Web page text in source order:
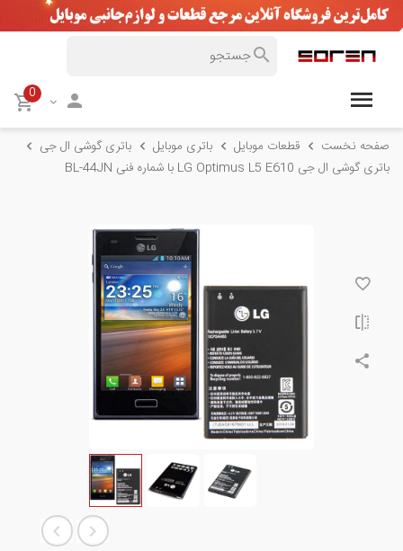
0
صفحه نخست قطعات موبایل باتری موبایل
باتری گوشی ال جی
باتری گوشی ال جی LG Optimus L5 E610 با شماره فنی BL-44JN